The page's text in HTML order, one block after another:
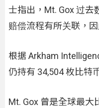
士指出，Mt. Gox 过去
赔偿流程有所关联，
根据 Arkham
仍持有 34,504 枚比特
Mt. Gox 曾是全球最大